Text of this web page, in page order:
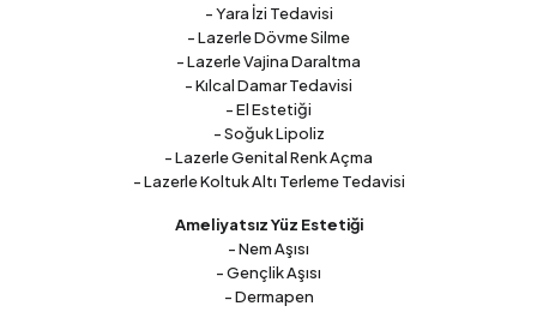
- Yara İzi Tedavisi
- Lazerle Dövme Silme
- Lazerle Vajina Daraltma
- Kılcal Damar Tedavisi
- El Estetiği
- Soğuk Lipoliz
- Lazerle Genital Renk Açma
- Lazerle Koltuk Altı Terleme Tedavisi
Ameliyatsız Yüz Estetiği
- Nem Aşısı
- Gençlik Aşısı
- Dermapen